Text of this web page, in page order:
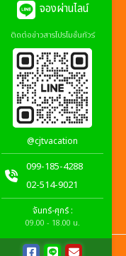
น.
จองผ่านไลน์
ติดต่อข่าวสารโปรโมชั่นทัวร์
@cjtvacation
099-185-4288
02-514-9021
จันทร์-ศุกร์ :
09.00 - 18.00 น.